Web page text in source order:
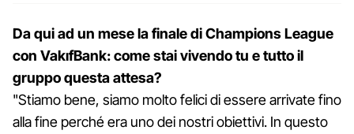
Da qui ad un mese la finale di Champions League
con VakıfBank: come stai vivendo tu e tutto il
gruppo questa attesa?
"Stiamo bene, siamo molto felici di essere arrivate fino
alla fine perché era uno dei nostri obiettivi. In questo